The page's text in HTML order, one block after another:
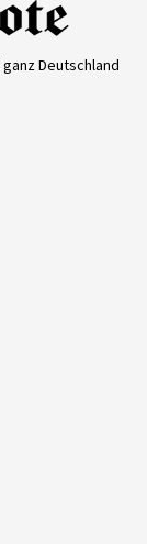
Deutschland